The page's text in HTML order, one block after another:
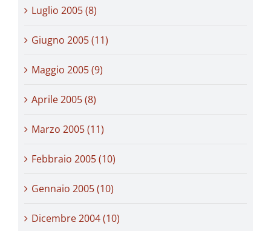
Luglio 2005 (8)
Giugno 2005 (11)
Maggio 2005 (9)
Aprile 2005 (8)
Marzo 2005 (11)
Febbraio 2005 (10)
Gennaio 2005 (10)
Dicembre 2004 (10)